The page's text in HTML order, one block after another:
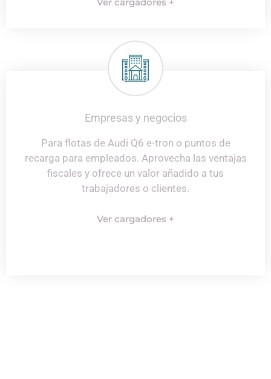
Empresas y negocios
Para flotas de Audi Q6 e-tron o puntos de
recarga para empleados. Aprovecha las ventajas
fiscales y ofrece un valor añadido a tus
trabajadores o clientes.
Ver cargadores +